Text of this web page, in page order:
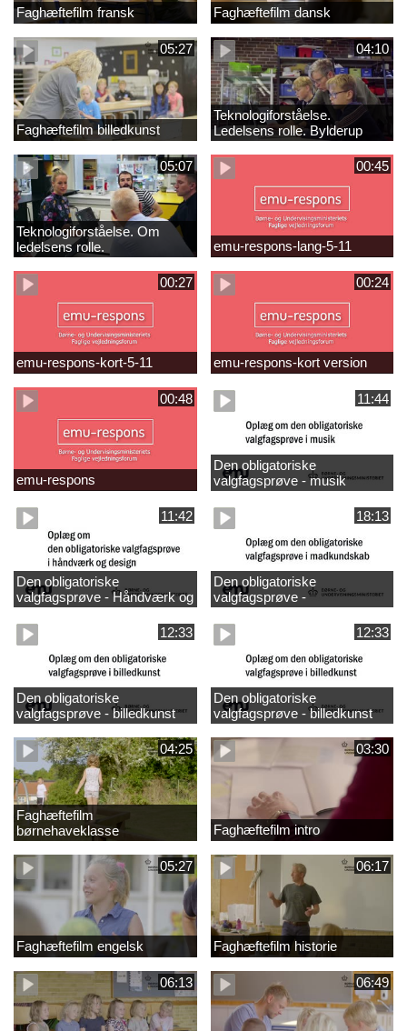
Faghæftefilm fransk Faghæftefilm dansk
05:27
Faghæftefilm billedkunst
04:10
Teknologiforståelse.
Ledelsens rolle. Bylderup
Skole
05:07
Teknologiforståelse. Om
ledelsens rolle.
Sofiendalskolen
00:45
emu-respons-lang-5-11
00:27
emu-respons-kort-5-11
00:24
emu-respons-kort version
00:48
emu-respons
11:44
Den obligatoriske
valgfagsprøve - musik
11:42
Den obligatoriske
valgfagsprøve - Håndværk og
design
18:13
Den obligatoriske
valgfagsprøve -
madkundskab
12:33
Den obligatoriske
valgfagsprøve - billedkunst
større LK
12:33
Den obligatoriske
valgfagsprøve - billedkunst
04:25
Faghæftefilm
børnehaveklasse
03:30
Faghæftefilm intro
05:27
Faghæftefilm engelsk
06:17
Faghæftefilm historie
06:13 06:49